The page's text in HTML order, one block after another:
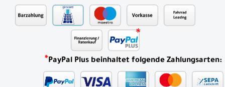
*PayPal Plus beinhaltet folgende Zahlungsarten: